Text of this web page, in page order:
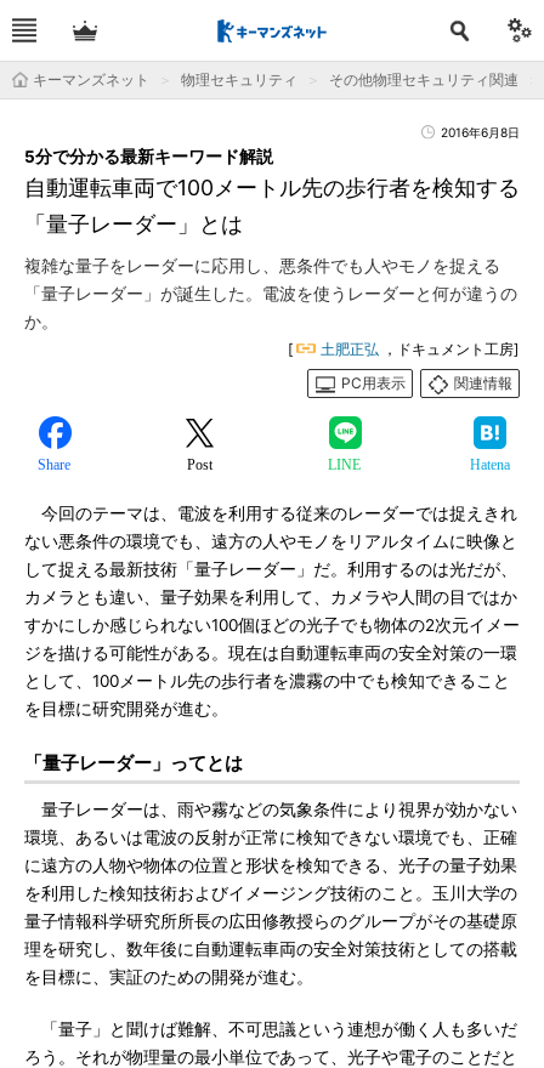
キーマンズネット 物理セキュリティ その他物理セキュリティ関連
2016年6月8日
自動運転車両で100メートル先の歩行者を検知する
「量子レーダー」とは
5分で分かる最新キーワード解説
複雑な量子をレーダーに応用し、悪条件でも人やモノを捉える
「量子レーダー」が誕生した。電波を使うレーダーと何が違うの
か。
[ 土肥正弘 ，ドキュメント工房]
PC用表示
関連情報
Share Post LINE Hatena
今回のテーマは、電波を利用する従来のレーダーでは捉えきれ
ない悪条件の環境でも、遠方の人やモノをリアルタイムに映像と
して捉える最新技術「量子レーダー」だ。利用するのは光だが、
カメラとも違い、量子効果を利用して、カメラや人間の目ではか
すかにしか感じられない100個ほどの光子でも物体の2次元イメー
ジを描ける可能性がある。現在は自動運転車両の安全対策の一環
として、100メートル先の歩行者を濃霧の中でも検知できること
を目標に研究開発が進む。
「量子レーダー」ってとは
量子レーダーは、雨や霧などの気象条件により視界が効かない
環境、あるいは電波の反射が正常に検知できない環境でも、正確
に遠方の人物や物体の位置と形状を検知できる、光子の量子効果
を利用した検知技術およびイメージング技術のこと。玉川大学の
量子情報科学研究所所長の広田修教授らのグループがその基礎原
理を研究し、数年後に自動運転車両の安全対策技術としての搭載
を目標に、実証のための開発が進む。
「量子」と聞けば難解、不可思議という連想が働く人も多いだ
ろう。それが物理量の最小単位であって、光子や電子のことだと